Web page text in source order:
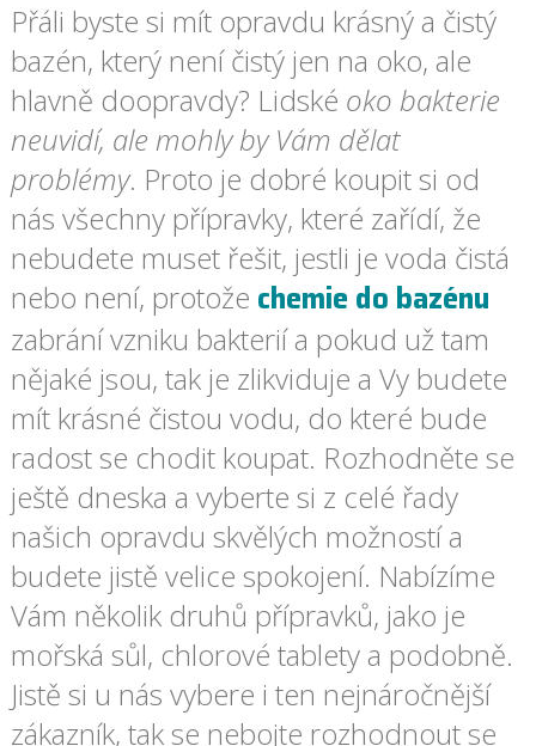
Přáli byste si mít opravdu krásný a čistý
bazén, který není čistý jen na oko, ale
hlavně doopravdy? Lidské oko bakterie
neuvidí, ale mohly by Vám dělat
problémy. Proto je dobré koupit si od
nás všechny přípravky, které zařídí, že
nebudete muset řešit, jestli je voda čistá
nebo není, protože chemie do bazénu
zabrání vzniku bakterií a pokud už tam
nějaké jsou, tak je zlikviduje a Vy budete
mít krásné čistou vodu, do které bude
radost se chodit koupat. Rozhodněte se
ještě dneska a vyberte si z celé řady
našich opravdu skvělých možností a
budete jistě velice spokojení. Nabízíme
Vám několik druhů přípravků, jako je
mořská sůl, chlorové tablety a podobně.
Jistě si u nás vybere i ten nejnáročnější
zákazník, tak se nebojte rozhodnout se